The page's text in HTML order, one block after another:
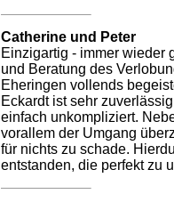
Catherine und Peter
Einzigartig - immer wieder
und Beratung des
Eheringen vollends
Eckardt ist sehr
einfach unkompliziert.
vorallem der Umgang
für nichts zu schade.
entstanden, die perfekt zu